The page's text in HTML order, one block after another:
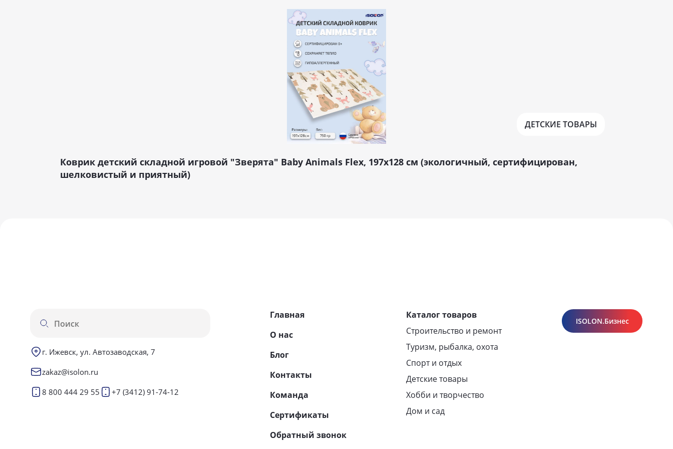
ДЕТСКИЕ ТОВАРЫ
Коврик детский складной игровой "Зверята" Baby Animals Flex, 197х128 см (экологичный, сертифицирован,
шелковистый и приятный)
г. Ижевск, ул. Автозаводская, 7
zakaz@isolon.ru
8 800 444 29 55
+7 (3412) 91-74-12
Главная
О нас
Блог
Контакты
Команда
Сертификаты
Обратный звонок
Каталог товаров
Строительство и ремонт
Туризм, рыбалка, охота
Спорт и отдых
Детские товары
Хобби и творчество
Дом и сад
ISOLON.Бизнес